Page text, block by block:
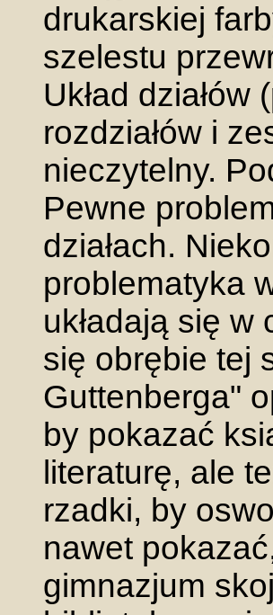
drukarskiej
szelestu
Układ
rozdziałów i
nieczytelny.
Pewne
działach.
problematyka
układają się w
się obrębie tej
Guttenberga"
by pokazać
literaturę, ale
rzadki, by
nawet
gimnazjum